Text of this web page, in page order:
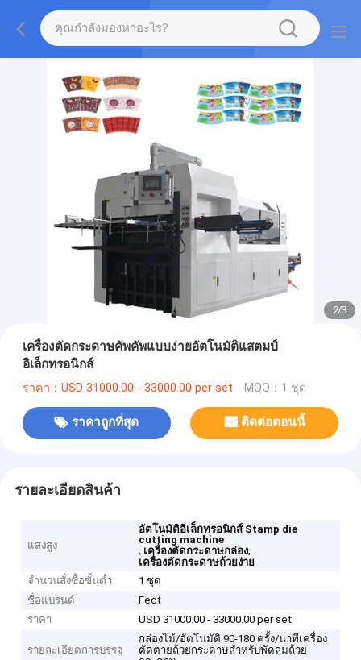
2/3
เครื่องตัดกระดาษคัพคัพแบบง่ายอัตโนมัติแสตมป์
อิเล็กทรอนิกส์
ราคา：USD 31000.00 - 33000.00 per set MOQ：1 ชุด
ราคาถูกที่สุด ติดต่อตอนนี้
รายละเอียดสินค้า
แสงสูง
อัตโนมัติอิเล็กทรอนิกส์ Stamp die
cutting machine
, เครื่องตัดกระดาษกล่อง,
เครื่องตัดกระดาษถ้วยง่าย
จำนวนสั่งซื้อขั้นต่ำ
1 ชุด
ชื่อแบรนด์
Fect
ราคา
USD 31000.00 - 33000.00 per set
รายละเอียดการบรรจุ
กล่องไม้/อัตโนมัติ 90-180 ครั้ง/นาทีเครื่อง
ตัดตายถ้วยกระดาษสำหรับพัดลมถ้วย